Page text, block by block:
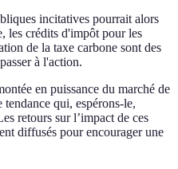
incitatives pourrait alors
les crédits d'impôt pour les
de la taxe carbone sont des
à l'action.
en puissance du marché de
qui, espérons-le,
retours sur l’impact de ces
diffusés pour encourager une